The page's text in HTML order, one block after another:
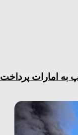
به امارات پرداخت